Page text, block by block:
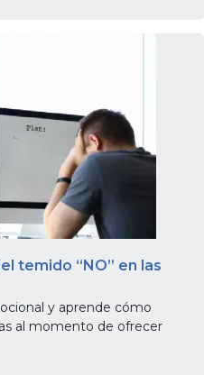
temido “NO” en las
y aprende cómo
al momento de ofrecer